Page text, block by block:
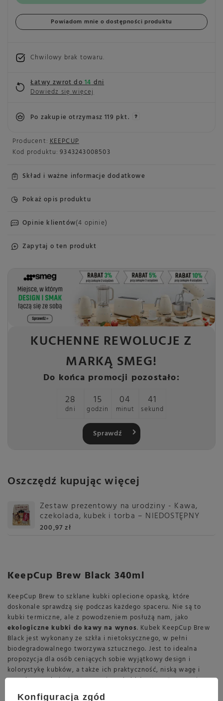
Producent: KEEPCUP
Kod produktu: 9343243008503
Skład i ważne informacje dodatkowe
Pokaż opis produktu
Opinie klientów(4 opinie)
Zapytaj o ten produkt
Powiadom mnie o dostępności produktu
Chwilowy brak towaru
Łatwy zwrot do14dni
Dowiedz się więcej
Po zakupie otrzymasz119 pkt.
KUCHENNE REWOLUCJE Z
MARKĄ SMEG!
Do końca promocji pozostało:
28
dni
15
godzin
04
minut
40
sekund
Sprawdź
Oszczędź kupując więcej
Zestaw prezentowy na urodziny - Kawa,
czekolada, kubek i torba – NIEDOSTĘPNY
200,97 zł
KeepCup Brew Black 340ml
KeepCup Brew to szklane kubki oplecione opaską, które
doskonale sprawdzą się podczas każdego spaceru. Nie są to
kubki termiczne, ale z powodzeniem posłużą nam, jako
ekologiczne kubki do kawy na wynos. Kubek KeepCup Brew
Black jest wykonany ze szkła i nietoksycznego, w pełni
biodegradowalnego tworzywa sztucznego. Jest to idealna
propozycja dla osób ceniących sobie wyjątkowy design i
kolorystykę kubków, a także ich praktyczność, niską wagę i
szczelne zamknięcie. Korzystając z kubków KeepCup, wspierasz
ekologię, ponieważ nie korzystasz z jednorazowych
Konfiguracja zgód